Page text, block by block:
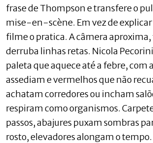
frase de Thompson e transfere o
mise-en-scène. Em vez de explicar
filme o pratica. A câmera aproxima,
derruba linhas retas. Nicola
paleta que aquece até a febre, com
assediam e vermelhos que não
achatam corredores ou incham
respiram como organismos.
passos, abajures puxam sombras
rosto, elevadores alongam o